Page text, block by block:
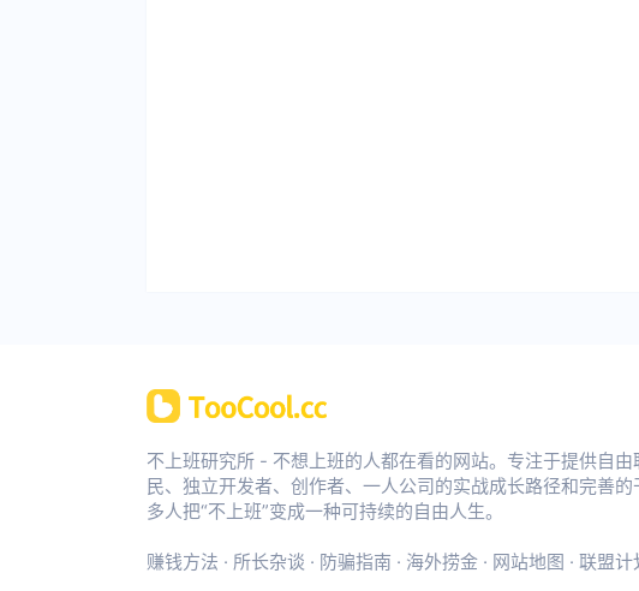
不上班研究所 - 不想上班的人都在看的网站。专注于提供自
民、独立开发者、创作者、一人公司的实战成长路径和完善
多人把“不上班”变成一种可持续的自由人生。
赚钱方法 · 所长杂谈 · 防骗指南 · 海外捞金 · 网站地图 · 联盟计